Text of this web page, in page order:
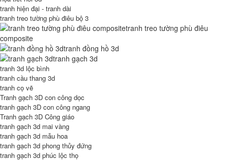
tranh hiện đại - tranh dài
tranh treo tường phù điêu bộ 3
tranh treo tường phù điêu
composite
tranh đồng hồ 3d
tranh gạch 3d
tranh 3d lộc bình
tranh cầu thang 3d
tranh cọ vẽ
Tranh gạch 3D con công dọc
tranh gạch 3D con công ngang
Tranh gạch 3D Công giáo
tranh gạch 3d mai vàng
tranh gạch 3d mẫu hoa
tranh gạch 3d phong thủy đứng
tranh gạch 3d phúc lộc thọ